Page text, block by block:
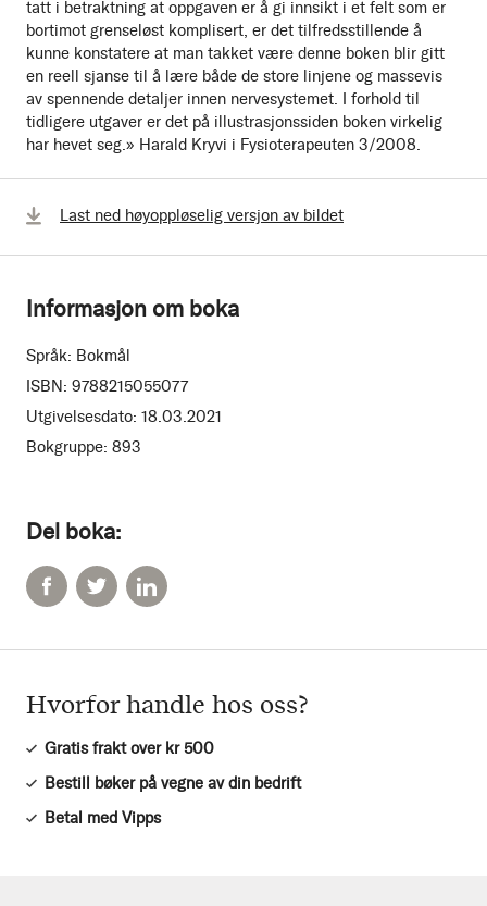
tatt i betraktning at oppgaven er å gi innsikt i et felt som er
bortimot grenseløst komplisert, er det tilfredsstillende å
kunne konstatere at man takket være denne boken blir gitt
en reell sjanse til å lære både de store linjene og massevis
av spennende detaljer innen nervesystemet. I forhold til
tidligere utgaver er det på illustrasjonssiden boken virkelig
har hevet seg.» Harald Kryvi i Fysioterapeuten 3/2008.
Del boka:
Last ned høyoppløselig versjon av bildet
Informasjon om boka
Språk: Bokmål
ISBN: 9788215055077
Utgivelsesdato: 18.03.2021
Bokgruppe: 893
Hvorfor handle hos oss?
Gratis frakt over kr 500
Bestill bøker på vegne av din bedrift
Betal med Vipps